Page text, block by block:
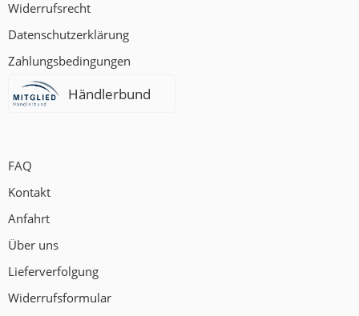
Widerrufsrecht
Datenschutzerklärung
Zahlungsbedingungen
Händlerbund
FAQ
Kontakt
Anfahrt
Über uns
Lieferverfolgung
Widerrufsformular